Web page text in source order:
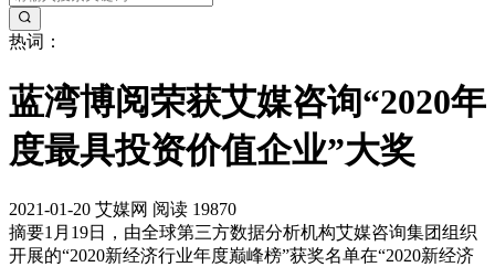
热词：
蓝湾博阅荣获艾媒咨询“2020年
度最具投资价值企业”大奖
2021-01-20 艾媒网 阅读 19870
摘要1月19日，由全球第三方数据分析机构艾媒咨询集团组织
开展的“2020新经济行业年度巅峰榜”获奖名单在“2020新经济